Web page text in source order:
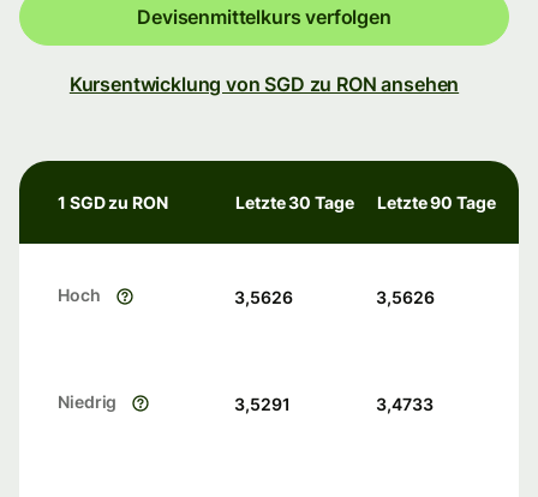
Devisenmittelkurs verfolgen
Kursentwicklung von SGD zu RON ansehen
1 SGD zu RON Letzte 30 Tage Letzte 90 Tage
Hoch 3,5626 3,5626
Niedrig 3,5291 3,4733